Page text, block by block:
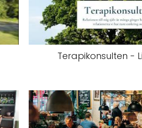
Terapikonsulten -